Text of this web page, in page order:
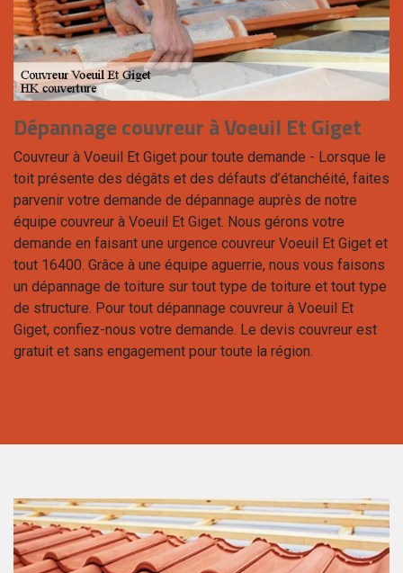
Dépannage couvreur à Voeuil Et Giget
Couvreur à Voeuil Et Giget pour toute demande - Lorsque le
toit présente des dégâts et des défauts d’étanchéité, faites
parvenir votre demande de dépannage auprès de notre
équipe couvreur à Voeuil Et Giget. Nous gérons votre
demande en faisant une urgence couvreur Voeuil Et Giget et
tout 16400. Grâce à une équipe aguerrie, nous vous faisons
un dépannage de toiture sur tout type de toiture et tout type
de structure. Pour tout dépannage couvreur à Voeuil Et
Giget, confiez-nous votre demande. Le devis couvreur est
gratuit et sans engagement pour toute la région.